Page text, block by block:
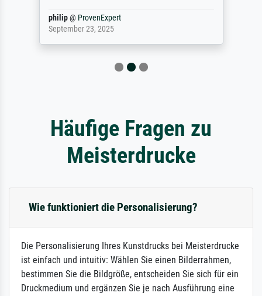
philip@ ProvenExpert
September 23, 2025
Häufige Fragen zu
Meisterdrucke
Wie funktioniert die Personalisierung?
Die Personalisierung Ihres Kunstdrucks bei Meisterdrucke
ist einfach und intuitiv: Wählen Sie einen Bilderrahmen,
bestimmen Sie die Bildgröße, entscheiden Sie sich für ein
Druckmedium und ergänzen Sie je nach Ausführung eine